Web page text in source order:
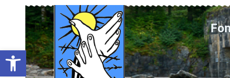
Ouvrir la barre d’outils